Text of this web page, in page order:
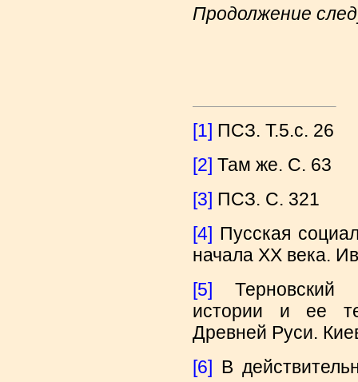
Продолжение
[1] ПСЗ. Т.5.с. 26
[2] Там же. С. 63
[3] ПСЗ. С. 321
[4] Пусская
начала XX века.
[5] Терновский
истории и ее
Древней Руси.
[6] В